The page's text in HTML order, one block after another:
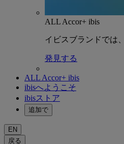
ALL Accor+ ibis
イビスブランドでは、
発見する
ALL Accor+ ibis
ibisへようこそ
ibisストア
追加で
EN
戻る